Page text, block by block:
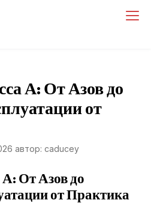
А: От Азов до
от
автор: caducey
От Азов до
от Практика